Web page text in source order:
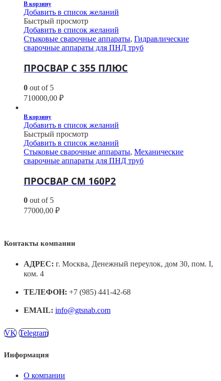
В корзину
Добавить в список желаний
Быстрый просмотр
Добавить в список желаний
Стыковые сварочные аппараты, Гидравлические
сварочные аппараты для ПНД труб
ПРОСВАР С 355 ПЛЮС
0 out of 5
710000,00 ₽
В корзину
Добавить в список желаний
Быстрый просмотр
Добавить в список желаний
Стыковые сварочные аппараты, Механические
сварочные аппараты для ПНД труб
ПРОСВАР СМ 160Р2
0 out of 5
77000,00 ₽
Контакты компании
АДРЕС: г. Москва, Денежный переулок, дом 30, пом. I,
ком. 4
ТЕЛЕФОН: +7 (985) 441-42-68
EMAIL: info@gtsnab.com
VK Telegram
Информация
О компании